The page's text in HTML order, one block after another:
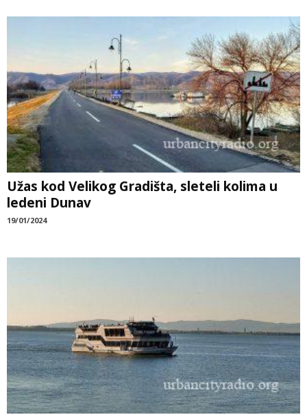
Užas kod Velikog Gradišta, sleteli kolima u
ledeni Dunav
19/01/2024